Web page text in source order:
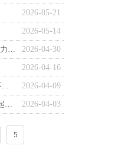
2026-05-21
2026-05-14
2026-04-30
普惠算力体系正式启动，中小企业算力自由要来了
2026-04-16
2026-04-09
一图读懂《2025年度中小企业发展环境评估报告》
2026-04-03
工信部等多部门部署开展2026年“一起益企”中小企业服务行动
5